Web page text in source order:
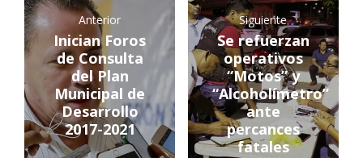
Anterior
Inician Foros
de Consulta
del Plan
Municipal de
Desarrollo
2017-2021
Siguiente
Se refuerzan
operativos
“Motos” y
“Alcoholímetro”
ante
percances
fatales